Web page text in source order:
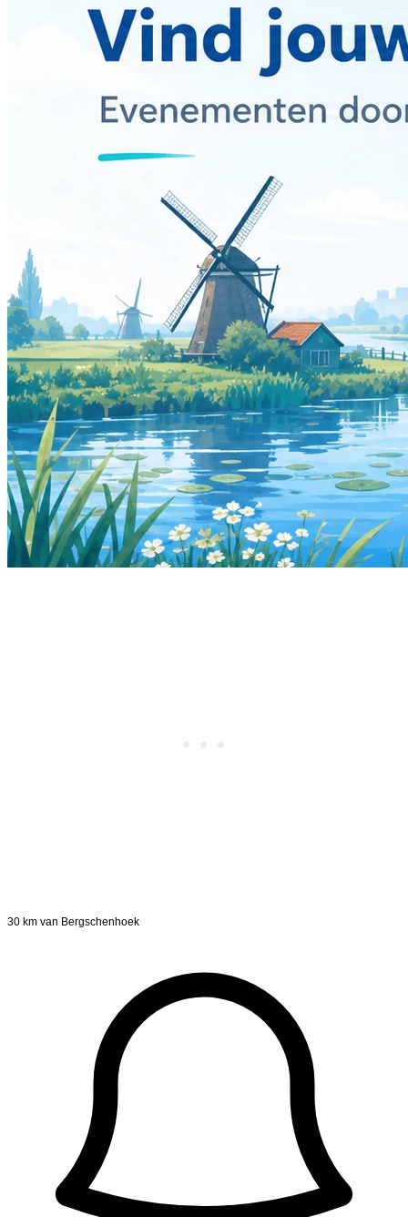
30 km van Bergschenhoek